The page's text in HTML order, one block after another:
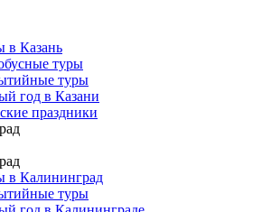
в Казань
туры
туры
год в Казани
праздники
в Калининград
туры